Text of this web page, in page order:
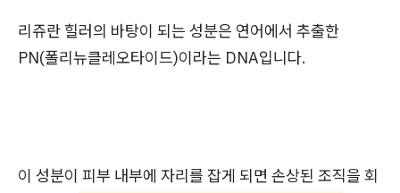
리쥬란 힐러의 바탕이 되는 성분은 연어에서 추출한
PN(폴리뉴클레오타이드)이라는 DNA입니다.
이 성분이 피부 내부에 자리를 잡게 되면 손상된 조직을 회